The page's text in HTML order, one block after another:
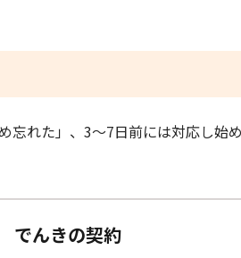
忘れた」、3〜7日前には対応し始
でんきの契約